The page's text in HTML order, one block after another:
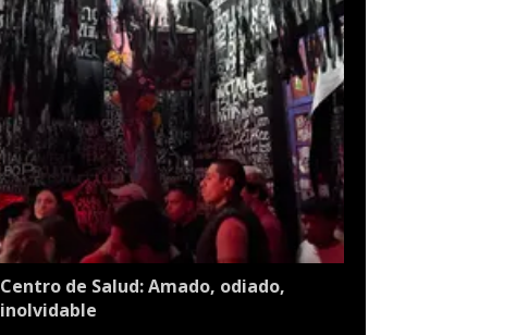
Centro de Salud: Amado, odiado,
inolvidable